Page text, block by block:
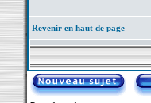
Revenir en haut de page